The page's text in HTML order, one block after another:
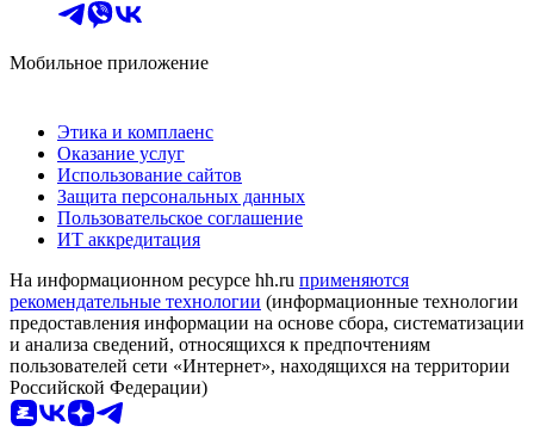
Мобильное приложение
Этика и комплаенс
Оказание услуг
Использование сайтов
Защита персональных данных
Пользовательское соглашение
ИТ аккредитация
На информационном ресурсе hh.ru применяются
рекомендательные технологии (информационные технологии
предоставления информации на основе сбора, систематизации
и анализа сведений, относящихся к предпочтениям
пользователей сети «Интернет», находящихся на территории
Российской Федерации)